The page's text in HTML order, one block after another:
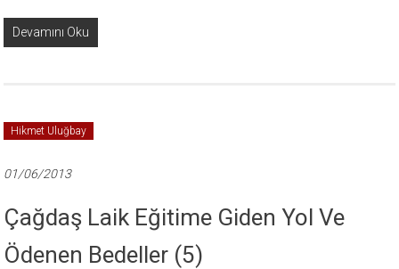
Devamını Oku
Hikmet Uluğbay
01/06/2013
Çağdaş Laik Eğitime Giden Yol Ve
Ödenen Bedeller (5)